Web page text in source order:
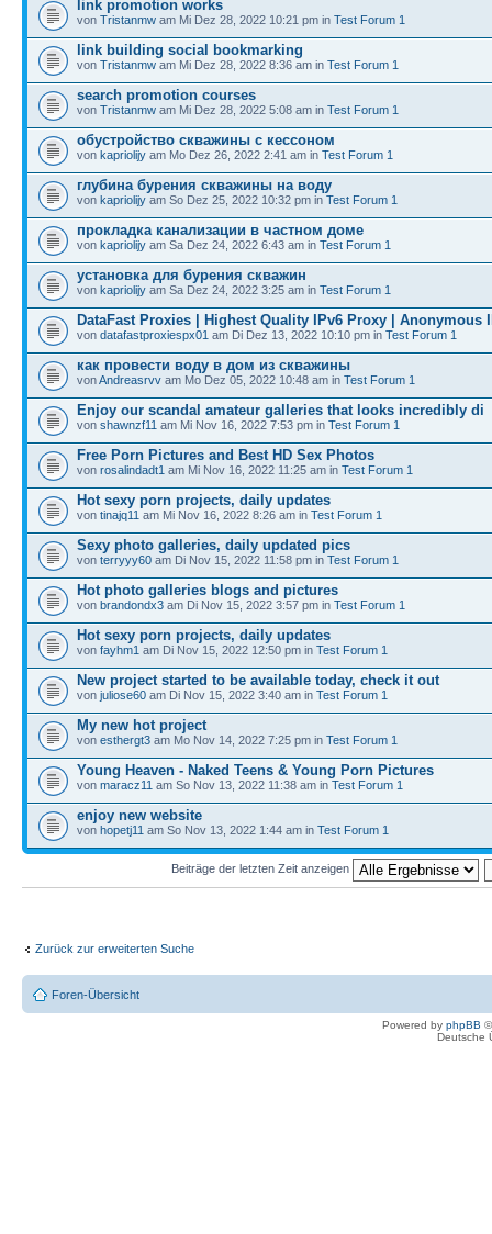
link promotion works
von Tristanmw am Mi Dez 28, 2022 10:21 pm in Test Forum 1
link building social bookmarking
von Tristanmw am Mi Dez 28, 2022 8:36 am in Test Forum 1
search promotion courses
von Tristanmw am Mi Dez 28, 2022 5:08 am in Test Forum 1
обустройство скважины с кессоном
von kapriolijy am Mo Dez 26, 2022 2:41 am in Test Forum 1
глубина бурения скважины на воду
von kapriolijy am So Dez 25, 2022 10:32 pm in Test Forum 1
прокладка канализации в частном доме
von kapriolijy am Sa Dez 24, 2022 6:43 am in Test Forum 1
установка для бурения скважин
von kapriolijy am Sa Dez 24, 2022 3:25 am in Test Forum 1
DataFast Proxies | Highest Quality IPv6 Proxy | Anonymous
von datafastproxiespx01 am Di Dez 13, 2022 10:10 pm in Test Forum 1
как провести воду в дом из скважины
vonAndreasrvv am Mo Dez 05, 2022 10:48 am in Test Forum 1
Enjoy our scandal amateur galleries that looks incredibly di
von shawnzf11 am Mi Nov 16, 2022 7:53 pm in Test Forum 1
Free Porn Pictures and Best HD Sex Photos
von rosalindadt1 am Mi Nov 16, 2022 11:25 am in Test Forum 1
Hot sexy porn projects, daily updates
von tinajq11 am Mi Nov 16, 2022 8:26 am in Test Forum 1
Sexy photo galleries, daily updated pics
von terryyy60 am Di Nov 15, 2022 11:58 pm in Test Forum 1
Hot photo galleries blogs and pictures
von brandondx3 am Di Nov 15, 2022 3:57 pm in Test Forum 1
Hot sexy porn projects, daily updates
von fayhm1 am Di Nov 15, 2022 12:50 pm in Test Forum 1
New project started to be available today, check it out
von juliose60 am Di Nov 15, 2022 3:40 am in Test Forum 1
My new hot project
von esthergt3 am Mo Nov 14, 2022 7:25 pm in Test Forum 1
Young Heaven - Naked Teens & Young Porn Pictures
von maracz11 am So Nov 13, 2022 11:38 am in Test Forum 1
enjoy new website
von hopetj11 am So Nov 13, 2022 1:44 am in Test Forum 1
Beiträge der letzten Zeit anzeigen
Zurück zur erweiterten Suche
Foren-Übersicht
Powered by phpBB
Deutsche